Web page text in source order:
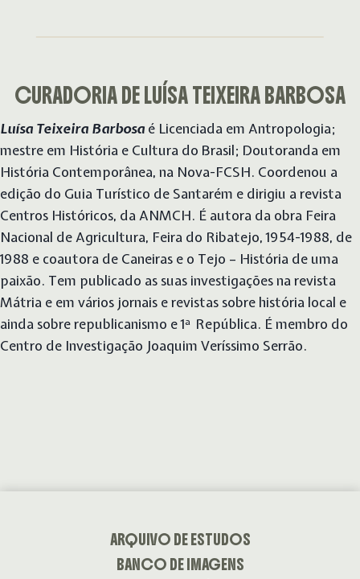
CURADORIA DE LUÍSA TEIXEIRA BARBOSA
Luísa Teixeira Barbosa é Licenciada em Antropologia;
mestre em História e Cultura do Brasil; Doutoranda em
História Contemporânea, na Nova-FCSH. Coordenou a
edição do Guia Turístico de Santarém e dirigiu a revista
Centros Históricos, da ANMCH. É autora da obra Feira
Nacional de Agricultura, Feira do Ribatejo, 1954-1988, de
1988 e coautora de Caneiras e o Tejo – História de uma
paixão. Tem publicado as suas investigações na revista
Mátria e em vários jornais e revistas sobre história local e
ainda sobre republicanismo e 1ª República. É membro do
Centro de Investigação Joaquim Veríssimo Serrão.
ARQUIVO DE ESTUDOS
BANCO DE IMAGENS